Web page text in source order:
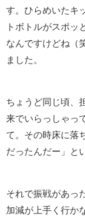
す。ひらめいたキ
トボトルがスポッ
なんですけどね（
ました。
ちょうど同じ頃、
来でいらっしゃっ
て。その時床に落
だったんだー」と
それで振戦があっ
加減が上手く行か